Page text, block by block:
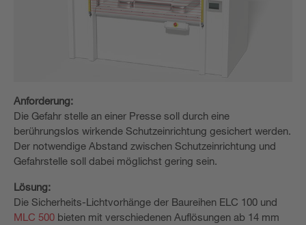
Anforderung:
Die Gefahr stelle an einer Presse soll durch eine
berührungslos wirkende Schutzeinrichtung gesichert werden.
Der notwendige Abstand zwischen Schutzeinrichtung und
Gefahrstelle soll dabei möglichst gering sein.
Lösung:
Die Sicherheits-Lichtvorhänge der Baureihen ELC 100 und
MLC 500 bieten mit verschiedenen Auflösungen ab 14 mm